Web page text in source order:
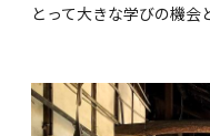
とって大きな学びの機会